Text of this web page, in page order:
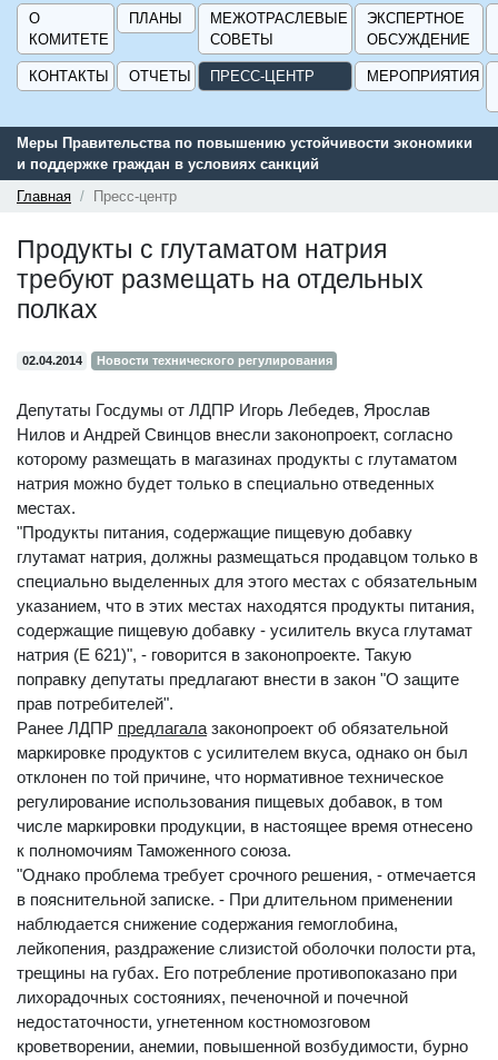
О
КОМИТЕТЕ
ПЛАНЫ
МЕЖОТРАСЛЕВЫЕ
СОВЕТЫ
ЭКСПЕРТНОЕ
ОБСУЖДЕНИЕ
КОНТАКТЫ ОТЧЕТЫ ПРЕСС-ЦЕНТР МЕРОПРИЯТИЯ
Меры Правительства по повышению устойчивости экономики
и поддержке граждан в условиях санкций
Главная
Пресс-центр
Продукты с глутаматом натрия
требуют размещать на отдельных
полках
02.04.2014 Новости технического регулирования
Депутаты Госдумы от ЛДПР Игорь Лебедев, Ярослав
Нилов и Андрей Свинцов внесли законопроект, согласно
которому размещать в магазинах продукты с глутаматом
натрия можно будет только в специально отведенных
местах.
"Продукты питания, содержащие пищевую добавку
глутамат натрия, должны размещаться продавцом только в
специально выделенных для этого местах с обязательным
указанием, что в этих местах находятся продукты питания,
содержащие пищевую добавку - усилитель вкуса глутамат
натрия (Е 621)", - говорится в законопроекте. Такую
поправку депутаты предлагают внести в закон "О защите
прав потребителей".
Ранее ЛДПР предлагала законопроект об обязательной
маркировке продуктов с усилителем вкуса, однако он был
отклонен по той причине, что нормативное техническое
регулирование использования пищевых добавок, в том
числе маркировки продукции, в настоящее время отнесено
к полномочиям Таможенного союза.
"Однако проблема требует срочного решения, - отмечается
в пояснительной записке. - При длительном применении
наблюдается снижение содержания гемоглобина,
лейкопения, раздражение слизистой оболочки полости рта,
трещины на губах. Его потребление противопоказано при
лихорадочных состояниях, печеночной и почечной
недостаточности, угнетенном костномозговом
кроветворении, анемии, повышенной возбудимости, бурно